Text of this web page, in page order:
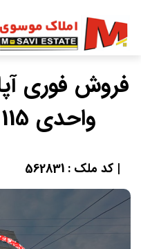
واحدی 115 متری سند دار
| کد ملک : 562831